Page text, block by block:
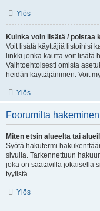
Ylös
Kuinka voin lisätä /
Voit lisätä käyttäjiä listoihisi
linkki jonka kautta voit lisätä
Vaihtoehtoisesti omista
heidän käyttäjänimen. Voit
Ylös
Foorumilta hakeminen
Miten etsin alueelta tai
Syötä hakutermi
sivulla. Tarkennettuun
joka on saatavilla jokaisella
tyylistä.
Ylös